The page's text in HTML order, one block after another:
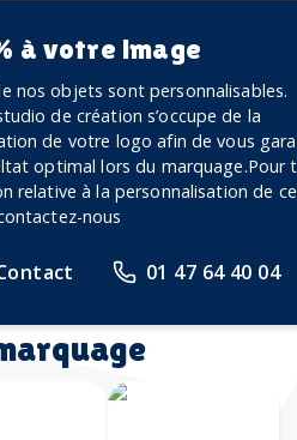
à votre image
nos objets sont personnalisables.
de création s’occupe de la
de votre logo afin de vous
optimal lors du marquage.Pour
relative à la personnalisation de
nous
01 47 64 40 04